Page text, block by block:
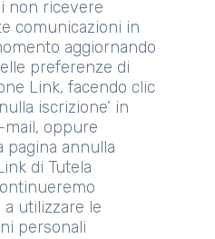
non ricevere
comunicazioni in
aggiornando
preferenze di
Link, facendo clic
iscrizione’ in
mail, oppure
pagina annulla
di Tutela
utilizzare le
personali